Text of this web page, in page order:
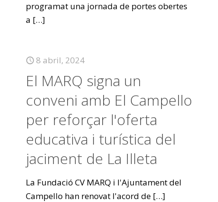
programat una jornada de portes obertes
a […]
8 abril, 2024
El MARQ signa un
conveni amb El Campello
per reforçar l'oferta
educativa i turística del
jaciment de La Illeta
La Fundació CV MARQ i l'Ajuntament del
Campello han renovat l'acord de […]